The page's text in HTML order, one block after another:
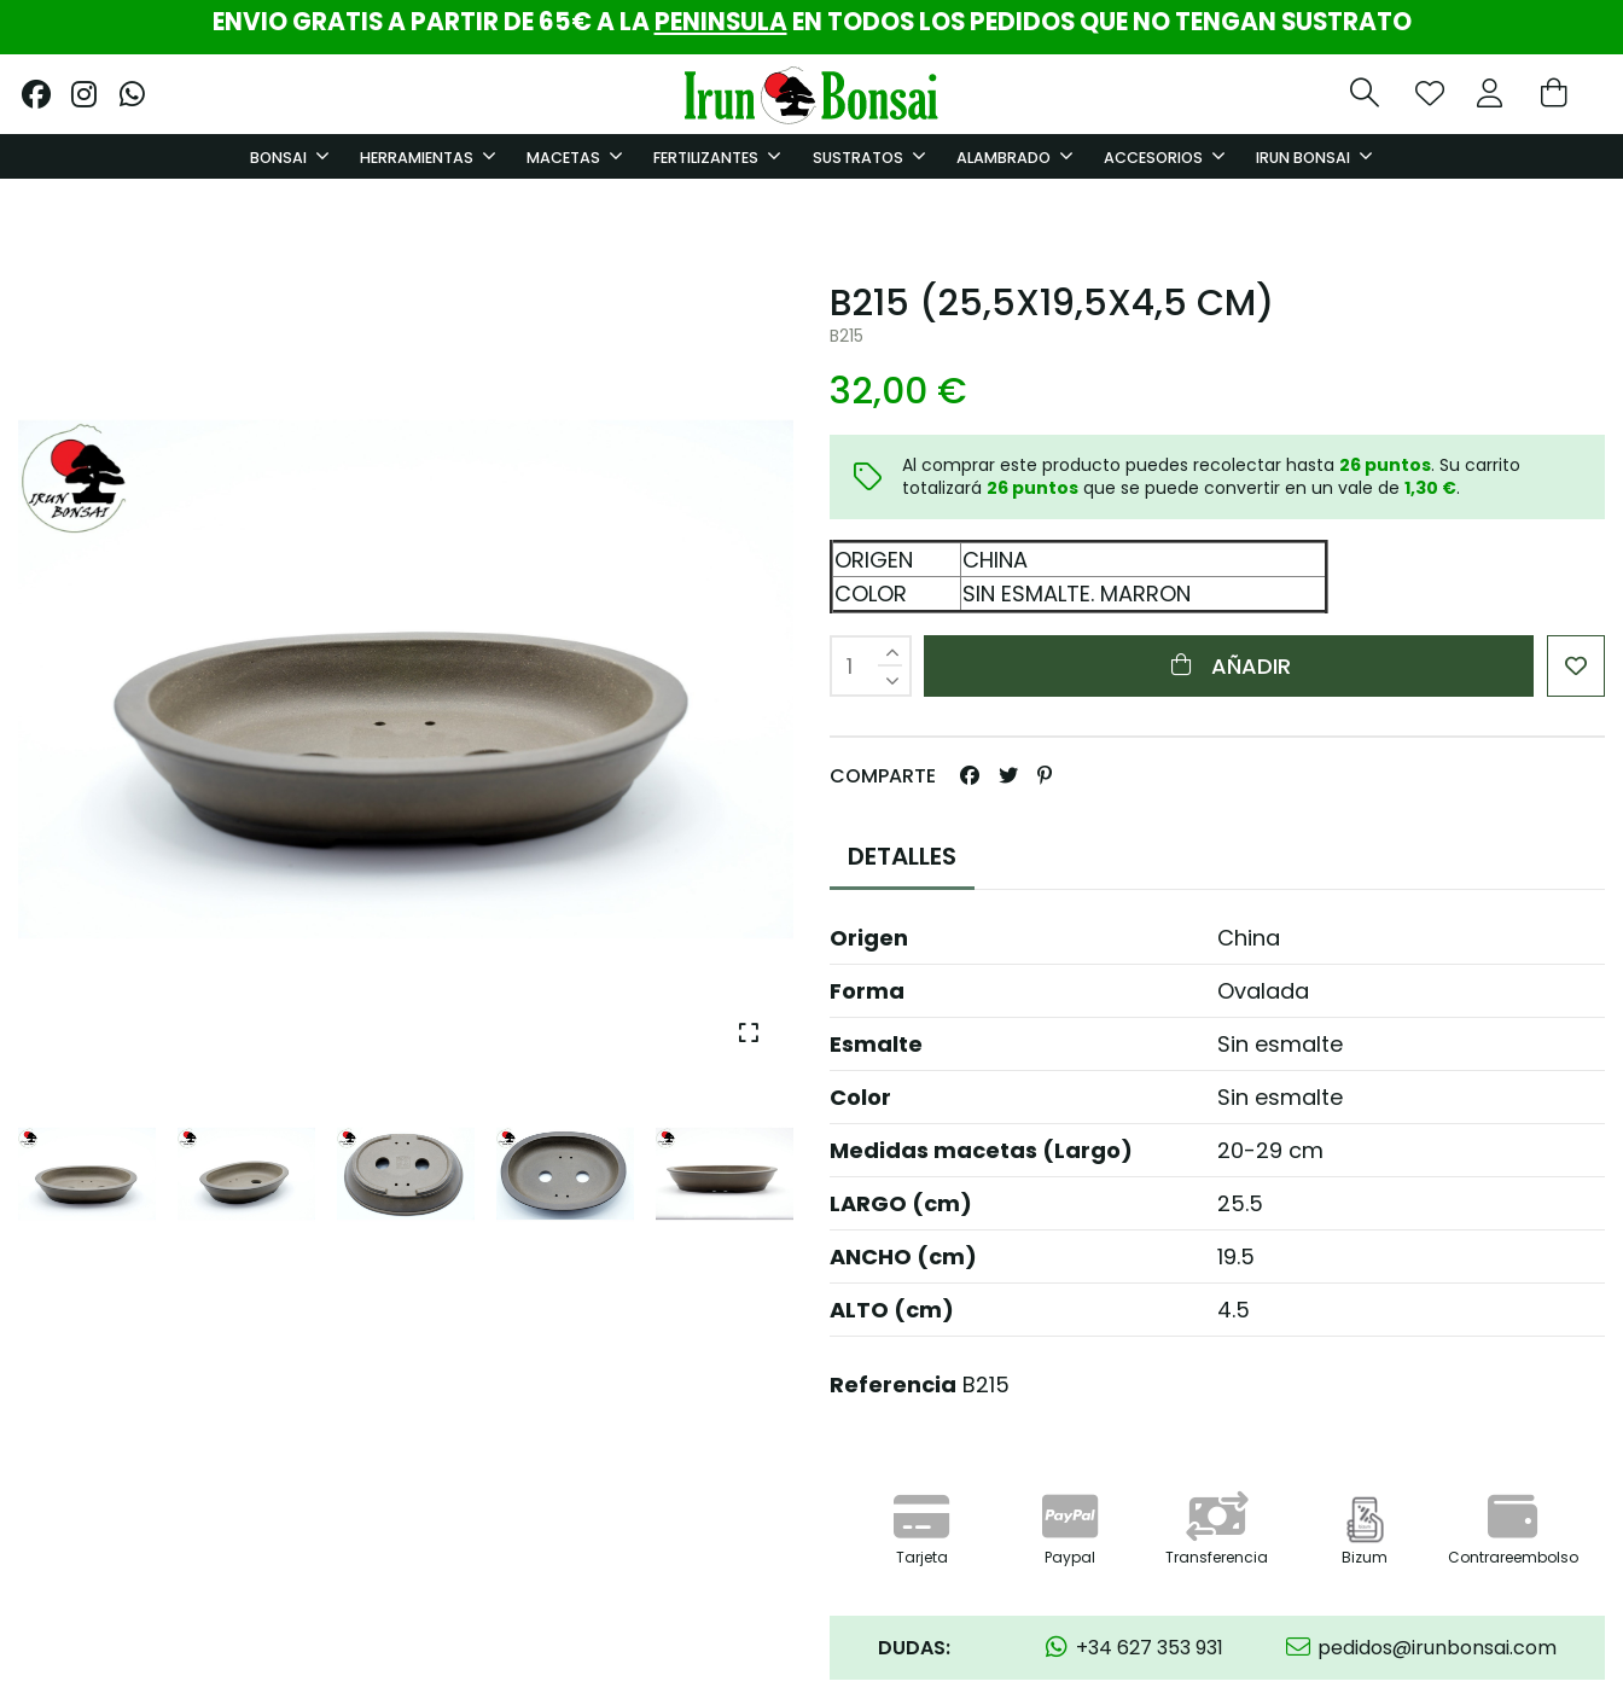
ENVIO GRATIS A PARTIR DE 65€ A LAPENINSULAEN TODOS LOS PEDIDOS QUE NO TENGAN SUSTRATO
BONSAI HERRAMIENTAS MACETAS FERTILIZANTES SUSTRATOS ALAMBRADO ACCESORIOS IRUN BONSAI
B215 (25,5X19,5X4,5 CM)
B215
32,00 €
Al comprar este producto puedes recolectar hasta 26 puntos. Su carrito
totalizará 26 puntos que se puede convertir en un vale de 1,30 €.
ORIGEN
CHINA
COLOR
SIN ESMALTE. MARRON
AÑADIR
COMPARTE
DETALLES
Origen
China
Forma
Ovalada
Esmalte
Sin esmalte
Color
Sin esmalte
Medidas macetas (Largo)
20-29 cm
LARGO (cm)
25.5
ANCHO (cm)
19.5
ALTO (cm)
4.5
Referencia B215
Tarjeta Paypal Transferencia Bizum Contrareembolso
DUDAS: +34 627 353 931 pedidos@irunbonsai.com